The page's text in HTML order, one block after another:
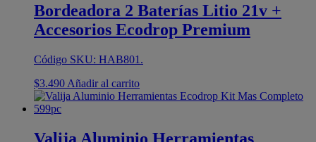
Bordeadora 2 Baterías Litio 21v +
Accesorios Ecodrop Premium
Código SKU: HAB801.
$3.490 Añadir al carrito
Valija Aluminio Herramientas